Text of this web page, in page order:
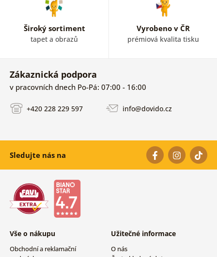
Široký sortiment
tapet a obrazů
Vyrobeno v ČR
prémiová kvalita tisku
Zákaznická podpora
v pracovních dnech Po-Pá: 07:00 - 16:00
+420 228 229 597 info@dovido.cz
Sledujte nás na
Vše o nákupu
Obchodní a reklamační
Užitečné informace
O nás